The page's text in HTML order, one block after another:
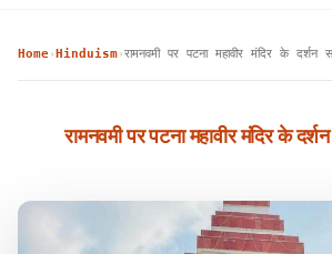
Home› Hinduism›रामनवमी पर पटना महावीर मंदिर के दर्शन
रामनवमी पर पटना महावीर मंदिर के